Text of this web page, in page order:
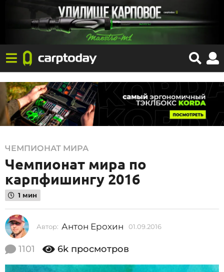
0
1
.
0
9
.
2
0
ЧЕМПИОНАТ МИРА
Чемпионат мира по
карпфишингу 2016
1 мин
Автор: Антон Ерохин 01.09.2016
9
1101 6k просмотров